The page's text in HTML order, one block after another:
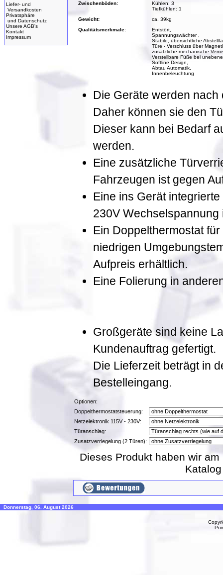
Liefer- und
Versandkosten
Privatsphäre
und Datenschutz
Unsere AGB's
Kontakt
Impressum
Zwischenböden:
Kühlen: 3
Tiefkühlen: 1
Gewicht:
ca. 39kg
Qualitätsmerkmale:
Entstört,
Spannungswächter ,
Stabile, übersichtliche
Türe - Verschluss über
zusätzliche mechanische
Verstellbare Füße bei
Softline Design,
Abtau Automatik,
Innenbeleuchtung
Die Geräte werden
Daher können sie den
Dieser kann bei Bedarf
werden.
Eine zusätzliche
Fahrzeugen ist gegen
Eine ins Gerät
230V
Ein Doppelthermostat
niedrigen
Aufpreis erhältlich.
Eine Folierung in
Großgeräte sind keine
Kundenauftrag gefertigt.
Die Lieferzeit beträgt in
Bestelleingang.
Optionen:
Doppelthermostatsteuerung:
Netzelektronik 115V - 230V:
Türanschlag:
Zusatzverriegelung (2 Türen):
Dieses Produkt haben wir
Donnerstag, 06. August 2026